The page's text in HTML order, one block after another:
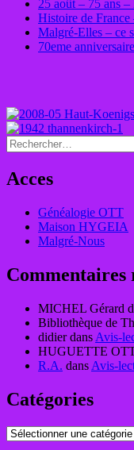
25 août – 75 ans
Histoire de
Malgré-Elles – ce
70eme
Rechercher :
Acces
Généalogie OTT
Maison HYGEIA
Malgré-Nous
Commentaires
MICHEL Gérard
Bibliothèque de
didierdans Avis-
HUGUETTE
R.A. dans Avis-
Catégories
Catégories